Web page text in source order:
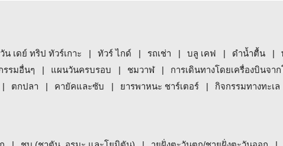
วัน เดย์ ทริป ทัวร์เกาะ ทัวร์ ไกด์ รถเช่า บลู เคฟ ดำน้ำตื้น
รรมอื่นๆ แผนวันครบรอบ ชมวาฬ การเดินทางโดยเครื่องบินจา
ตกปลา คายัคและซับ ยารพาหนะ ชาร์เตอร์ กิจกรรมทางทะเล